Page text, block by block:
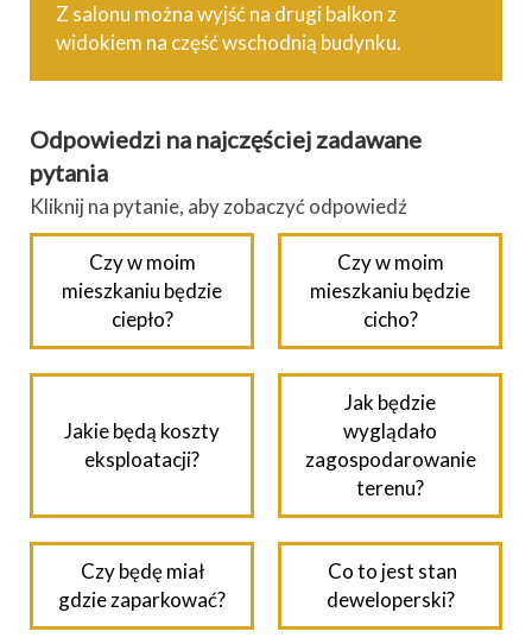
Z salonu można wyjść na drugi balkon z
widokiem na część wschodnią budynku.
Odpowiedzi na najczęściej zadawane
pytania
Kliknij na pytanie, aby zobaczyć odpowiedź
Czy w moim
mieszkaniu będzie
ciepło?
Czy w moim
mieszkaniu będzie
cicho?
Jakie będą koszty
eksploatacji?
Jak będzie
wyglądało
zagospodarowanie
terenu?
Czy będę miał
gdzie zaparkować?
Co to jest stan
deweloperski?